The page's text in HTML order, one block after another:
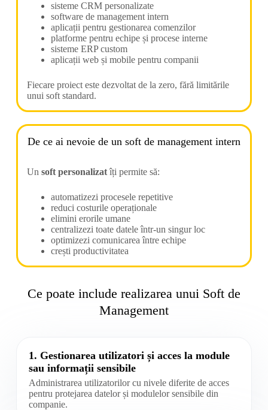
sisteme CRM personalizate
software de management intern
aplicații pentru gestionarea comenzilor
platforme pentru echipe și procese interne
sisteme ERP custom
aplicații web și mobile pentru companii
Fiecare proiect este dezvoltat de la zero, fără limitările
unui soft standard.
De ce ai nevoie de un soft de management intern
Un soft personalizatîți permite să:
automatizezi procesele repetitive
reduci costurile operaționale
elimini erorile umane
centralizezi toate datele într-un singur loc
optimizezi comunicarea între echipe
crești productivitatea
Ce poate include realizarea unui Soft de
Management
1. Gestionarea utilizatori și acces la module
sau informații sensibile
Administrarea utilizatorilor cu nivele diferite de acces
pentru protejarea datelor și modulelor sensibile din
companie.